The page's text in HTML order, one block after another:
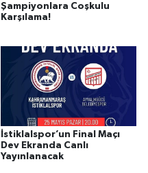
Şampiyonlara Coşkulu
Karşılama!
İstiklalspor’un Final Maçı
Dev Ekranda Canlı
Yayınlanacak